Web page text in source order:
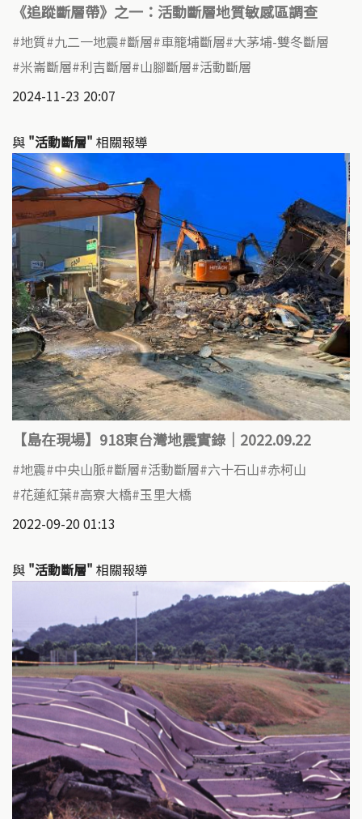
《追蹤斷層帶》之一：活動斷層地質敏感區調查
地質 九二一地震 斷層 車籠埔斷層 大茅埔-雙冬斷層
米崙斷層 利吉斷層 山腳斷層 活動斷層
2024-11-23 20:07
與 "活動斷層" 相關報導
【島在現場】918東台灣地震實錄｜2022.09.22
地震 中央山脈 斷層 活動斷層 六十石山 赤柯山
花蓮紅葉 高寮大橋 玉里大橋
2022-09-20 01:13
與 "活動斷層" 相關報導